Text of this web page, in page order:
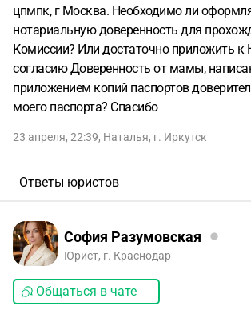
цпмпк, г Москва. Необходимо ли
нотариальную доверенность для
Комиссии? Или достаточно приложить к
согласию Доверенность от мамы,
приложением копий паспортов
моего паспорта? Спасибо
23 апреля, 22:39, Наталья, г. Иркутск
Ответы юристов
София Разумовская
Юрист, г. Краснодар
Общаться в чате